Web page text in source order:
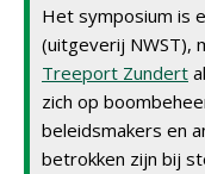
Het symposium is
(uitgeverij NWST),
Treeport Zundert
zich op
beleidsmakers en
betrokken zijn bij